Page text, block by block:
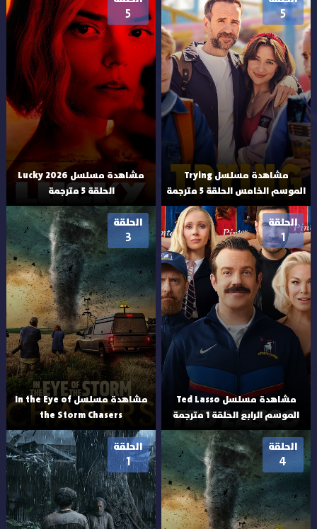
5
مشاهدة مسلسل Trying
الموسم الخامس الحلقة 5 مترجمة
5
مشاهدة مسلسل Lucky 2026
الحلقة 5 مترجمة
الحلقة
1
مشاهدة مسلسل Ted Lasso
الموسم الرابع الحلقة 1 مترجمة
الحلقة
3
مشاهدة مسلسل In the Eye of
the Storm Chasers
الحلقة
4
الحلقة
1